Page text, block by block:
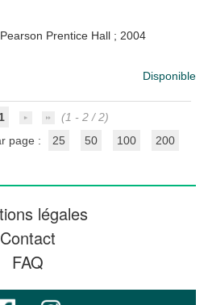
Prentice Hall ; 2004
Disponible
1
(1 - 2 / 2)
page :
25 50 100 200
légales
Contact
FAQ